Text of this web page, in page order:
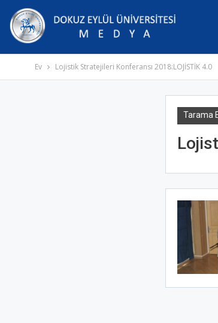
Ev Lojistik Stratejileri Konferansı 2018:LOJİSTİK 4.0
Tarama